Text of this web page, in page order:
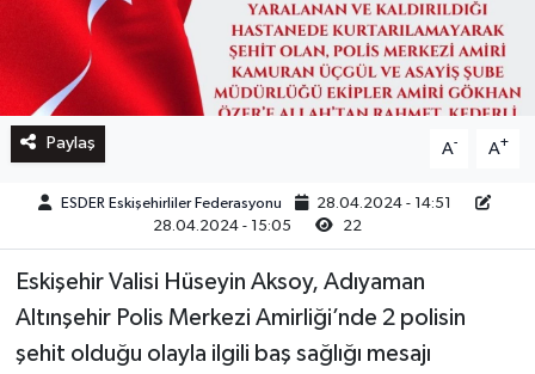
Paylaş A- A+
ESDER Eskişehirliler Federasyonu
28.04.2024 - 14:51
28.04.2024 - 15:05
22
Eskişehir Valisi Hüseyin Aksoy, Adıyaman
Altınşehir Polis Merkezi Amirliği’nde 2 polisin
şehit olduğu olayla ilgili baş sağlığı mesajı